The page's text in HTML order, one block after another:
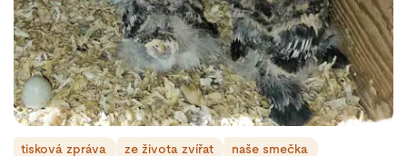
tisková zpráva ze života zvířat naše smečka